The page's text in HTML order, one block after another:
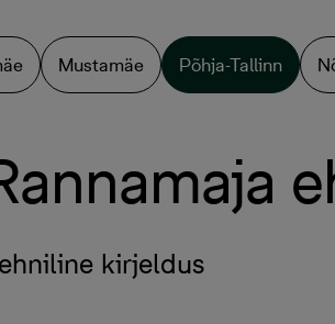
Mustamäe Põhja-Tallinn
kirjeldus